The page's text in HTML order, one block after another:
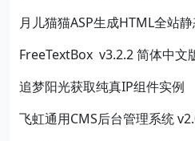
月儿猫猫ASP生成HTML全站
FreeTextBox v3.2.2 简体中文
追梦阳光获取纯真IP组件实例
飞虹通用CMS后台管理系统